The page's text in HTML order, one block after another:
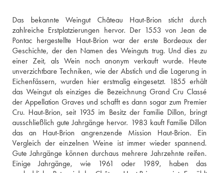
Das bekannte Weingut Château Haut-Brion sticht durch
zahlreiche Erstplatzierungen hervor. Der 1553 von Jean de
Pontac hergestellte Haut-Brion war der erste Bordeaux der
Geschichte, der den Namen des Weinguts trug. Und dies zu
einer Zeit, als Wein noch anonym verkauft wurde. Heute
unverzichtbare Techniken, wie der Abstich und die Lagerung in
Eichenfässern, wurden hier erstmalig eingesetzt. 1855 erhält
das Weingut als einziges die Bezeichnung Grand Cru Classé
der Appellation Graves und schafft es dann sogar zum Premier
Cru. Haut-Brion, seit 1935 im Besitz der Familie Dillon, bringt
ausschließlich gute Jahrgänge hervor. 1983 kauft Familie Dillon
das an Haut-Brion angrenzende Mission Haut-Brion. Ein
Vergleich der einzelnen Weine ist immer wieder spannend.
Gute Jahrgänge können durchaus mehrere Jahrzehnte reifen.
Einige Jahrgänge, wie 1961 oder 1989, haben das